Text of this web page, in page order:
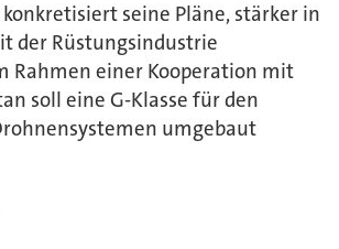
seine Pläne, stärker in
der Rüstungsindustrie
Rahmen einer Kooperation mit
soll eine G-Klasse für den
umgebaut